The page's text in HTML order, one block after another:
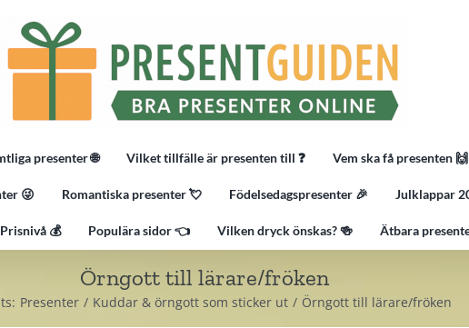
presenter 🌐 Vilket tillfälle är presenten till ❓ Vem ska få presenten 🙌
😜 Romantiska presenter 💘 Födelsedagspresenter 🎉 Julklappar
Prisnivå 💰 Populära sidor 👈 Vilken dryck önskas? 🍻 Ätbara
Örngott till lärare/fröken
Presenter Kuddar & örngott som sticker ut Örngott till lärare/fröken